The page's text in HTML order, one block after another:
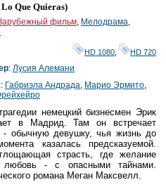
Lo Que Quieras)
фильм Мелодрама
HD 1080 HD 720
: Лусия Алемани
: Габриэла Андрада Марио Эрмито
немецкий бизнесмен Эрик
в Мадрид. Там он встречает
- обычную девушку, чья жизнь до
казалась предсказуемой.
страсть, где желание
- с опасными тайнами.
романа Меган Максвелл.